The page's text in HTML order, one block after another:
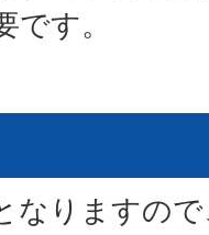
す。
なりますの